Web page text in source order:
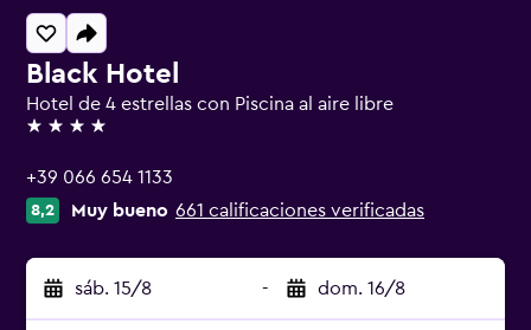
Black Hotel
Hotel de 4 estrellas con Piscina al aire libre
4 estrellas
+39 066 654 1133
8,2 Muy bueno 661 calificaciones verificadas
sáb. 15/8 - dom. 16/8